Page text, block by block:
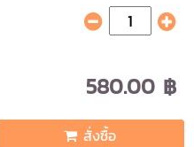
580.00 ฿
สั่งซื้อ